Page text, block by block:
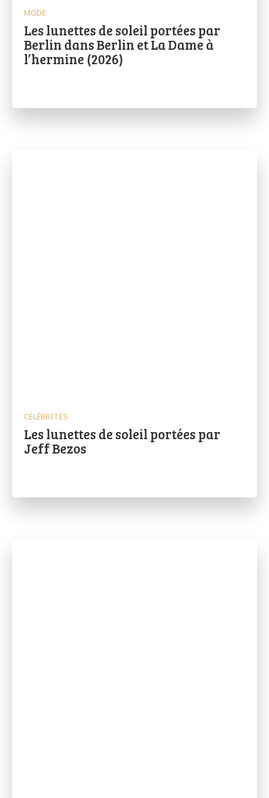
MODE
Les lunettes de soleil portées par
Berlin dans Berlin et La Dame à
l’hermine (2026)
CÉLÉBRITÉS
Les lunettes de soleil portées par
Jeff Bezos